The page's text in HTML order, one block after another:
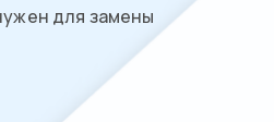
для замены